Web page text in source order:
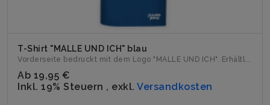
T-Shirt "MALLE UND ICH" blau
Vorderseite bedruckt mit dem Logo "MALLE UND ICH". Erhältl...
Ab 19,95 €
Inkl. 19% Steuern , exkl. Versandkosten